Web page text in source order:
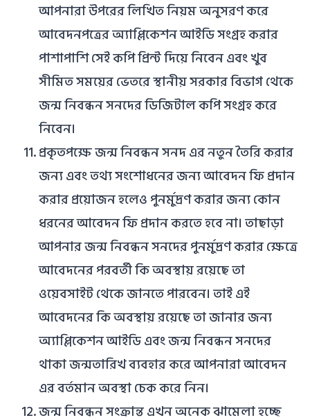
আপনারা উপরের লিখিত নিয়ম অনুসরণ করে
আবেদনপত্রের অ্যাপ্লিকেশন আইডি সংগ্রহ করার
পাশাপাশি সেই কপি প্রিন্ট দিয়ে নিবেন এবং খুব
সীমিত সময়ের ভেতরে স্থানীয় সরকার বিভাগ থেকে
জন্ম নিবন্ধন সনদের ডিজিটাল কপি সংগ্রহ করে
নিবেন।
প্রকৃতপক্ষে জন্ম নিবন্ধন সনদ এর নতুন তৈরি করার
জন্য এবং তথ্য সংশোধনের জন্য আবেদন ফি প্রদান
করার প্রয়োজন হলেও পুনর্মুদ্রণ করার জন্য কোন
ধরনের আবেদন ফি প্রদান করতে হবে না। তাছাড়া
আপনার জন্ম নিবন্ধন সনদের পুনর্মুদ্রণ করার ক্ষেত্রে
আবেদনের পরবর্তী কি অবস্থায় রয়েছে তা
ওয়েবসাইট থেকে জানতে পারবেন। তাই এই
আবেদনের কি অবস্থায় রয়েছে তা জানার জন্য
অ্যাপ্লিকেশন আইডি এবং জন্ম নিবন্ধন সনদের
থাকা জন্মতারিখ ব্যবহার করে আপনারা আবেদন
এর বর্তমান অবস্থা চেক করে নিন।
জন্ম নিবন্ধন সংক্রান্ত এখন অনেক ঝামেলা হচ্ছে